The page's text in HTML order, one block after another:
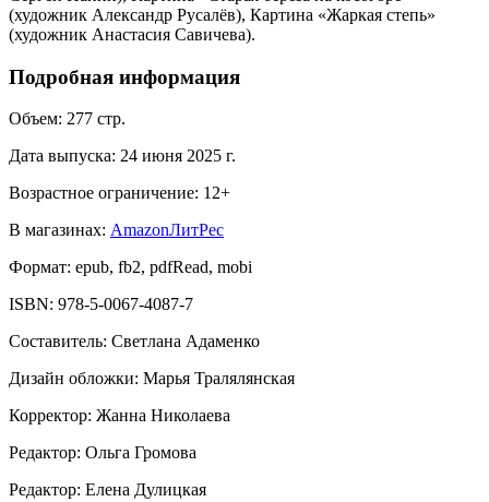
(художник Александр Русалёв), Картина «Жаркая степь»
(художник Анастасия Савичева).
Подробная информация
Объем: 277 стр.
Дата выпуска: 24 июня 2025 г.
Возрастное ограничение: 12+
В магазинах: AmazonЛитРес
Формат: epub, fb2, pdfRead, mobi
ISBN: 978-5-0067-4087-7
Составитель: Светлана Адаменко
Дизайн обложки: Марья Тралялянская
Корректор: Жанна Николаева
Редактор: Ольга Громова
Редактор: Елена Дулицкая